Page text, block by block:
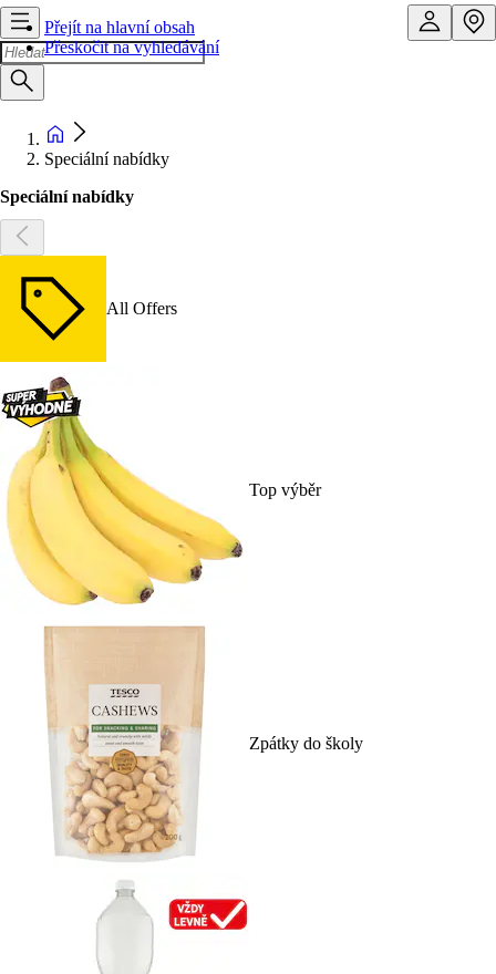
Přejít na hlavní obsah
Přeskočit na vyhledávání
Speciální nabídky
Speciální nabídky
All Offers
Top výběr
Zpátky do školy